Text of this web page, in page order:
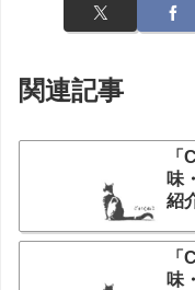
関連記事
味
紹
味